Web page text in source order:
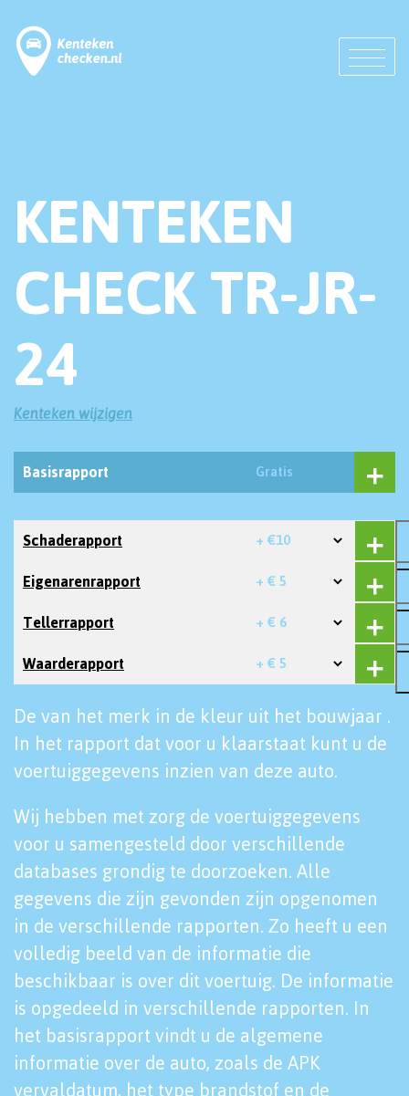
KENTEKEN
CHECK TR-JR-
24
Kenteken wijzigen
Basisrapport Gratis
Schaderapport + €10
Eigenarenrapport + € 5
Tellerrapport + € 6
Waarderapport + € 5
De van het merk in de kleur uit het bouwjaar .
In het rapport dat voor u klaarstaat kunt u de
voertuiggegevens inzien van deze auto.
Wij hebben met zorg de voertuiggegevens
voor u samengesteld door verschillende
databases grondig te doorzoeken. Alle
gegevens die zijn gevonden zijn opgenomen
in de verschillende rapporten. Zo heeft u een
volledig beeld van de informatie die
beschikbaar is over dit voertuig. De informatie
is opgedeeld in verschillende rapporten. In
het basisrapport vindt u de algemene
informatie over de auto, zoals de APK
vervaldatum, het type brandstof en de